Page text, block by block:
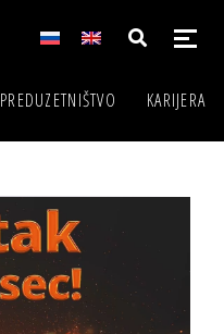
PREDUZETNIŠTVO KARIJERA